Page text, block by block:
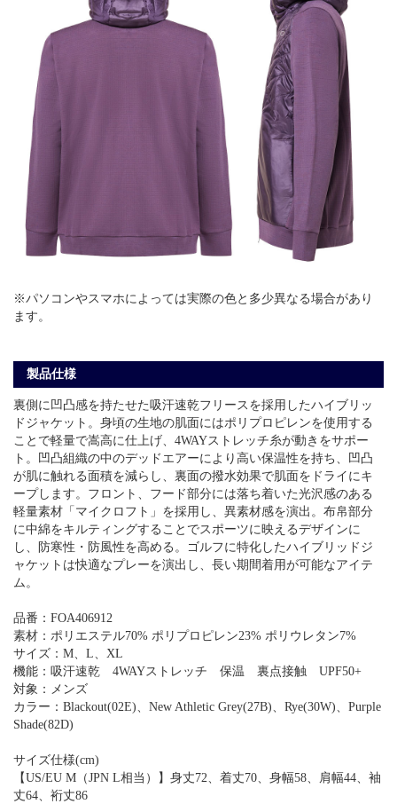
※パソコンやスマホによっては実際の色と多少異なる場合があり
ます。
製品仕様
裏側に凹凸感を持たせた吸汗速乾フリースを採用したハイブリッ
ドジャケット。身頃の生地の肌面にはポリプロピレンを使用する
ことで軽量で嵩高に仕上げ、4WAYストレッチ糸が動きをサポー
ト。凹凸組織の中のデッドエアーにより高い保温性を持ち、凹凸
が肌に触れる面積を減らし、裏面の撥水効果で肌面をドライにキ
ープします。フロント、フード部分には落ち着いた光沢感のある
軽量素材「マイクロフト」を採用し、異素材感を演出。布帛部分
に中綿をキルティングすることでスポーツに映えるデザインに
し、防寒性・防風性を高める。ゴルフに特化したハイブリッドジ
ャケットは快適なプレーを演出し、長い期間着用が可能なアイテ
ム。
品番：FOA406912
素材：ポリエステル70% ポリプロピレン23% ポリウレタン7%
サイズ：M、L、XL
機能：吸汗速乾 4WAYストレッチ 保温 裏点接触 UPF50+
対象：メンズ
カラー：Blackout(02E)、New Athletic Grey(27B)、Rye(30W)、Purple
Shade(82D)
サイズ仕様(cm)
【US/EU M（JPN L相当）】身丈72、着丈70、身幅58、肩幅44、袖
丈64、裄丈86